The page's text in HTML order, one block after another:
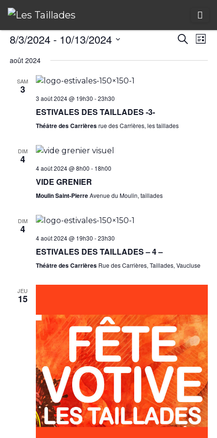
R
e
r
a
v
g
a
t
i
o
n
d
N
e
v
è
n
e
m
e
n
t
Liste
8/3/2024 - 10/13/2024
une
août 2024
SAM
3
3 août 2024 @ 19h30 -23h30
ESTIVALES DES TAILLADES -3-
Théâtre des Carrièresrue des Carrières, les taillades
DIM
4
4 août 2024 @ 8h00 - 18h00
VIDE GRENIER
Moulin Saint-PierreAvenue du Moulin, taillades
DIM
4
4 août 2024 @ 19h30 -23h30
ESTIVALES DES TAILLADES – 4 –
Théâtre des Carrières Rue des Carrières, Taillades, Vaucluse
JEU
15